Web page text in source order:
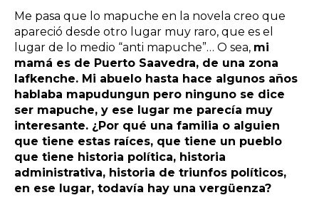
Me pasa que lo mapuche en la novela creo que
apareció desde otro lugar muy raro, que es el
lugar de lo medio “anti mapuche”… O sea, mi
mamá es de Puerto Saavedra, de una zona
lafkenche. Mi abuelo hasta hace algunos años
hablaba mapudungun pero ninguno se dice
ser mapuche, y ese lugar me parecía muy
interesante. ¿Por qué una familia o alguien
que tiene estas raíces, que tiene un pueblo
que tiene historia política, historia
administrativa, historia de triunfos políticos,
en ese lugar, todavía hay una vergüenza?